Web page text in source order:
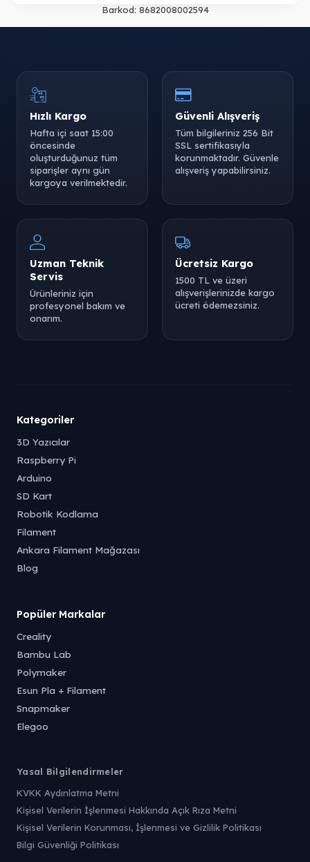
Barkod: 8682008002594
Hızlı Kargo
Hafta içi saat 15:00
öncesinde
oluşturduğunuz tüm
siparişler aynı gün
kargoya verilmektedir.
Güvenli Alışveriş
Tüm bilgileriniz 256 Bit
SSL sertifikasıyla
korunmaktadır. Güvenle
alışveriş yapabilirsiniz.
Uzman Teknik
Servis
Ürünleriniz için
profesyonel bakım ve
onarım.
Ücretsiz Kargo
1500 TL ve üzeri
alışverişlerinizde kargo
ücreti ödemezsiniz.
Kategoriler
3D Yazıcılar
Raspberry Pi
Arduino
SD Kart
Robotik Kodlama
Filament
Ankara Filament Mağazası
Blog
Popüler Markalar
Creality
Bambu Lab
Polymaker
Esun Pla + Filament
Snapmaker
Elegoo
Yasal Bilgilendirmeler
KVKK Aydınlatma Metni
Kişisel Verilerin İşlenmesi Hakkında Açık Rıza Metni
Kişisel Verilerin Korunması, İşlenmesi ve Gizlilik Politikası
Bilgi Güvenliği Politikası